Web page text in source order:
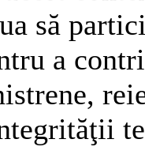
să
a